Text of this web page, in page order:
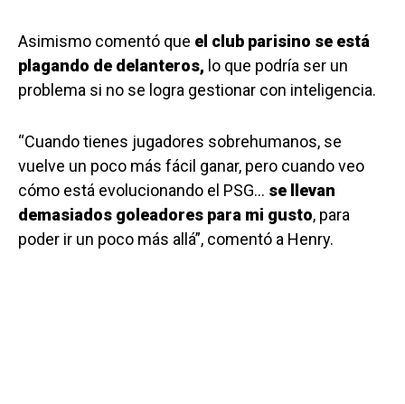
Asimismo comentó que el club parisino se está
plagando de delanteros, lo que podría ser un
problema si no se logra gestionar con inteligencia.
“Cuando tienes jugadores sobrehumanos, se
vuelve un poco más fácil ganar, pero cuando veo
cómo está evolucionando el PSG… se llevan
demasiados goleadores para mi gusto, para
poder ir un poco más allá”, comentó a Henry.